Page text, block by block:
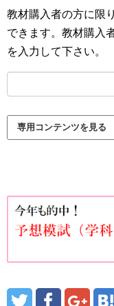
教材購入者の方に限
できます。教材購入
を入力して下さい。